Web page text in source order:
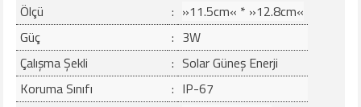
Ölçü
: »11.5cm« * »12.8cm«
Güç
: 3W
Çalışma Şekli
: Solar Güneş Enerji
Koruma Sınıfı
: IP-67